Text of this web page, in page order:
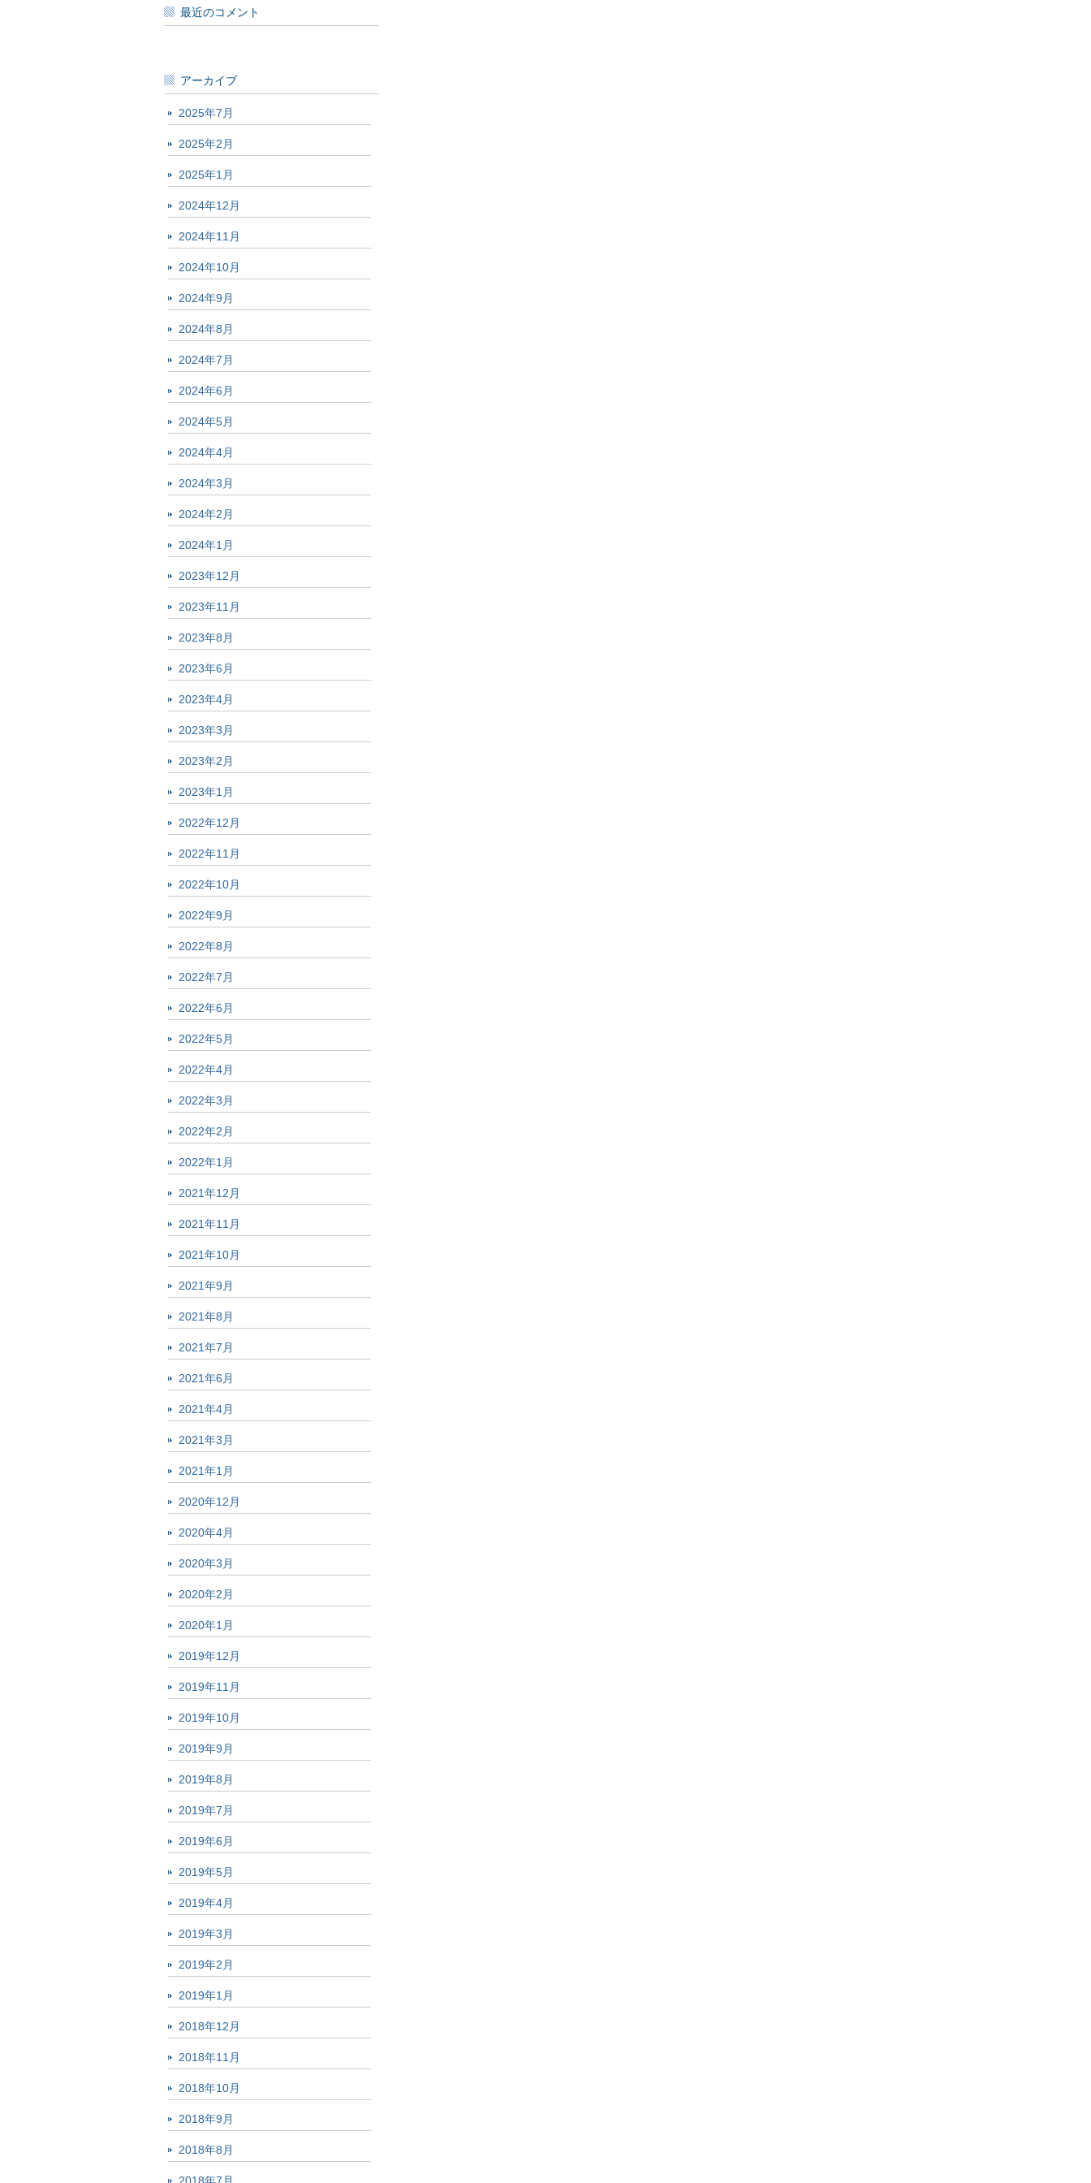
最近のコメント
アーカイブ
2025年7月
2025年2月
2025年1月
2024年12月
2024年11月
2024年10月
2024年9月
2024年8月
2024年7月
2024年6月
2024年5月
2024年4月
2024年3月
2024年2月
2024年1月
2023年12月
2023年11月
2023年8月
2023年6月
2023年4月
2023年3月
2023年2月
2023年1月
2022年12月
2022年11月
2022年10月
2022年9月
2022年8月
2022年7月
2022年6月
2022年5月
2022年4月
2022年3月
2022年2月
2022年1月
2021年12月
2021年11月
2021年10月
2021年9月
2021年8月
2021年7月
2021年6月
2021年4月
2021年3月
2021年1月
2020年12月
2020年4月
2020年3月
2020年2月
2020年1月
2019年12月
2019年11月
2019年10月
2019年9月
2019年8月
2019年7月
2019年6月
2019年5月
2019年4月
2019年3月
2019年2月
2019年1月
2018年12月
2018年11月
2018年10月
2018年9月
2018年8月